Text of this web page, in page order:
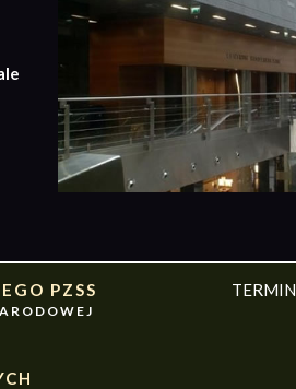
PZSS TERMIN